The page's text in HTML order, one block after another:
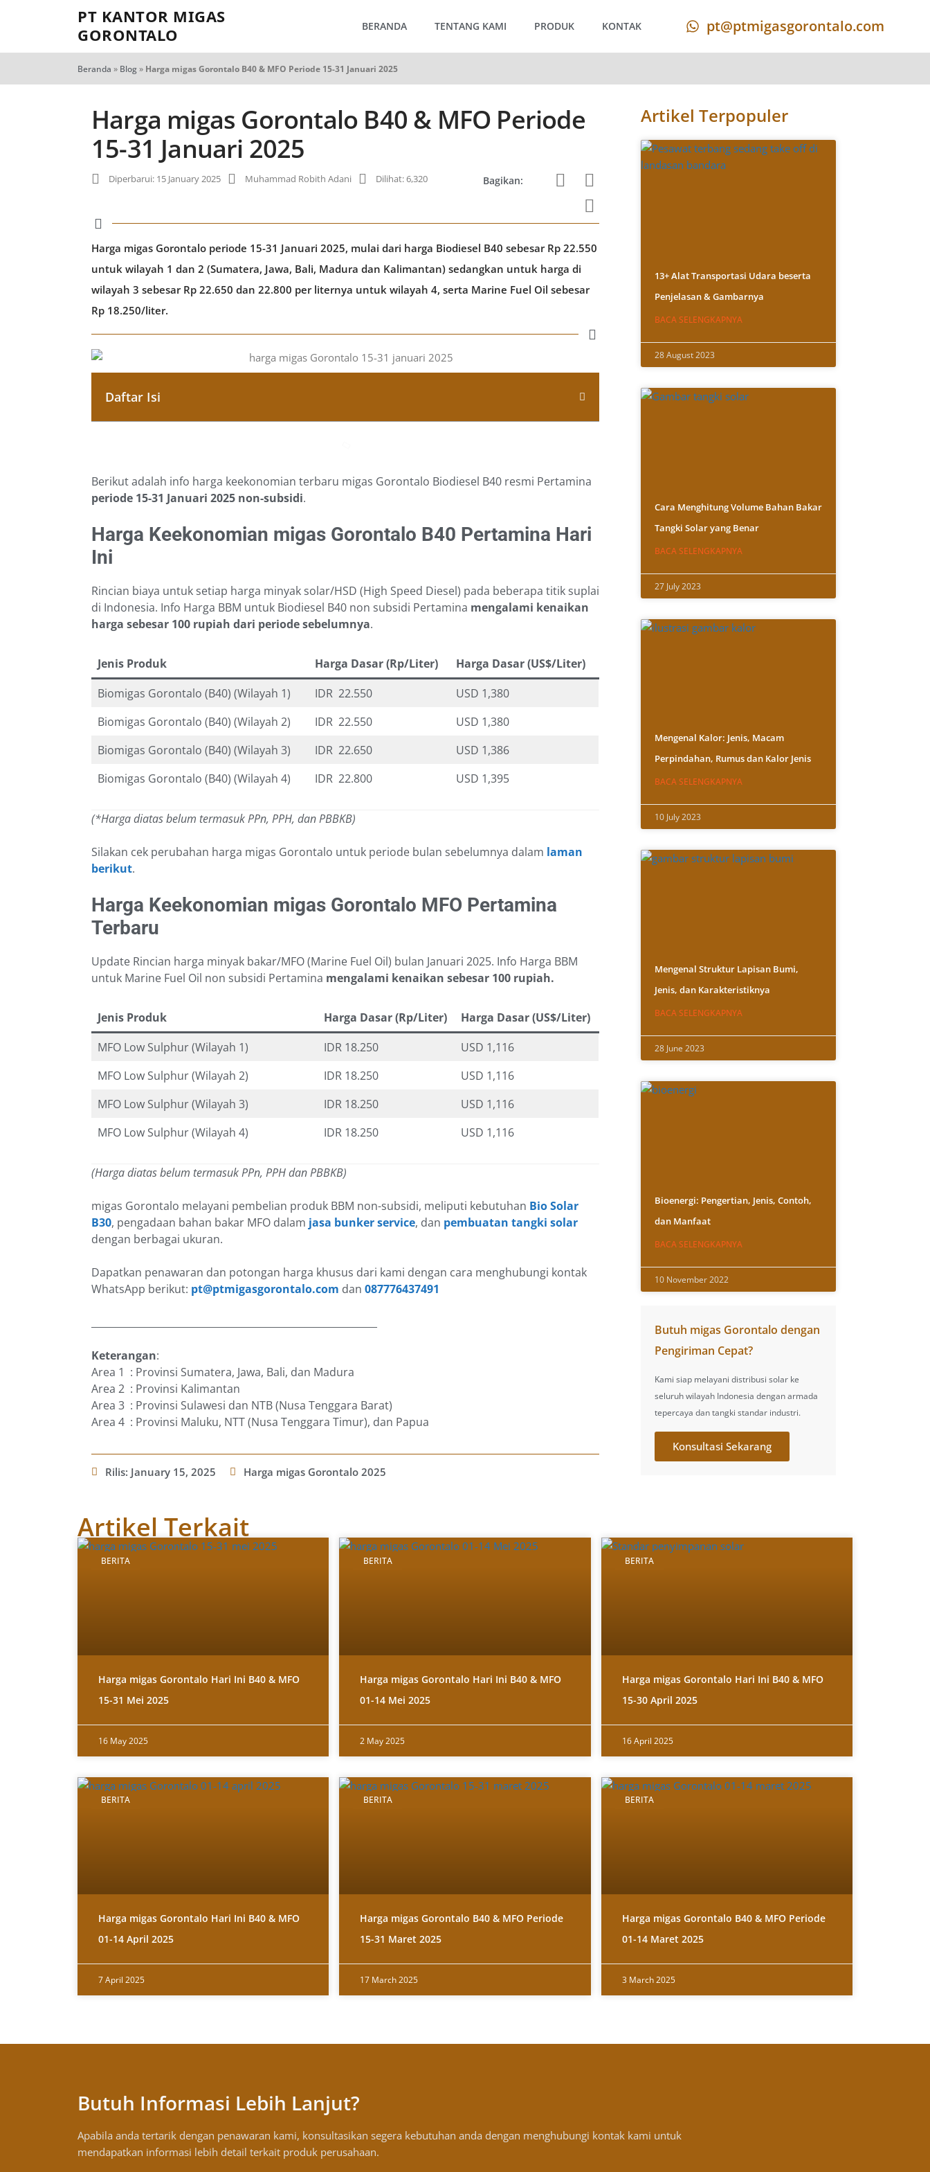
PT KANTOR MIGAS
GORONTALO
BERANDA TENTANG KAMI PRODUK KONTAK pt@ptmigasgorontalo.com
Beranda » Blog» Harga migas Gorontalo B40 & MFO Periode 15-31 Januari 2025
Harga migas Gorontalo B40 & MFO Periode
15-31 Januari 2025
Diperbarui: 15 January 2025 Muhammad Robith Adani Dilihat: 6,320 Bagikan:
Harga migas Gorontalo periode 15-31 Januari 2025, mulai dari harga Biodiesel B40 sebesar Rp 22.550
untuk wilayah 1 dan 2 (Sumatera, Jawa, Bali, Madura dan Kalimantan) sedangkan untuk harga di
wilayah 3 sebesar Rp 22.650 dan 22.800 per liternya untuk wilayah 4, serta Marine Fuel Oil sebesar
Rp 18.250/liter.
Daftar Isi
Berikut adalah info harga keekonomian terbaru migas Gorontalo Biodiesel B40 resmi Pertamina
periode 15-31 Januari 2025 non-subsidi.
Harga Keekonomian migas Gorontalo B40 Pertamina Hari
Ini
Rincian biaya untuk setiap harga minyak solar/HSD (High Speed Diesel) pada beberapa titik suplai
di Indonesia. Info Harga BBM untuk Biodiesel B40 non subsidi Pertamina mengalami kenaikan
harga sebesar 100 rupiah dari periode sebelumnya.
Jenis Produk Harga Dasar (Rp/Liter)
Harga Dasar (US$/Liter)
Biomigas Gorontalo (B40) (Wilayah 1)
IDR 22.550
USD 1,380
Biomigas Gorontalo (B40) (Wilayah 2)
IDR 22.550
USD 1,380
Biomigas Gorontalo (B40) (Wilayah 3)
IDR 22.650
USD 1,386
Biomigas Gorontalo (B40) (Wilayah 4)
IDR 22.800 USD 1,395
(*Harga diatas belum termasuk PPn, PPH, dan PBBKB)
Silakan cek perubahan harga migas Gorontalo untuk periode bulan sebelumnya dalam laman
berikut.
Harga Keekonomian migas Gorontalo MFO Pertamina
Terbaru
Update Rincian harga minyak bakar/MFO (Marine Fuel Oil) bulan Januari 2025. Info Harga BBM
untuk Marine Fuel Oil non subsidi Pertamina mengalami kenaikan sebesar 100 rupiah.
Jenis Produk Harga Dasar (Rp/Liter)
Harga Dasar (US$/Liter)
MFO Low Sulphur (Wilayah 1)
IDR 18.250
USD 1,116
MFO Low Sulphur (Wilayah 2)
IDR 18.250
USD 1,116
MFO Low Sulphur (Wilayah 3)
IDR 18.250
USD 1,116
MFO Low Sulphur (Wilayah 4)
IDR 18.250 USD 1,116
(Harga diatas belum termasuk PPn, PPH dan PBBKB)
migas Gorontalo melayani pembelian produk BBM non-subsidi, meliputi kebutuhan Bio Solar
B30, pengadaan bahan bakar MFO dalam jasa bunker service, dan pembuatan tangki solar
dengan berbagai ukuran.
Dapatkan penawaran dan potongan harga khusus dari kami dengan cara menghubungi kontak
WhatsApp berikut: pt@ptmigasgorontalo.com dan 087776437491
Keterangan:
Area 1 : Provinsi Sumatera, Jawa, Bali, dan Madura
Area 2 : Provinsi Kalimantan
Area 3 : Provinsi Sulawesi dan NTB (Nusa Tenggara Barat)
Area 4 : Provinsi Maluku, NTT (Nusa Tenggara Timur), dan Papua
Rilis: January 15, 2025 Harga migas Gorontalo 2025
Artikel Terpopuler
13+ Alat Transportasi Udara beserta
Penjelasan & Gambarnya
BACA SELENGKAPNYA
28 August 2023
Cara Menghitung Volume Bahan Bakar
Tangki Solar yang Benar
BACA SELENGKAPNYA
27 July 2023
Mengenal Kalor: Jenis, Macam
Perpindahan, Rumus dan Kalor Jenis
BACA SELENGKAPNYA
10 July 2023
Mengenal Struktur Lapisan Bumi,
Jenis, dan Karakteristiknya
BACA SELENGKAPNYA
28 June 2023
Bioenergi: Pengertian, Jenis, Contoh,
dan Manfaat
BACA SELENGKAPNYA
10 November 2022
Butuh migas Gorontalo dengan
Pengiriman Cepat?
Kami siap melayani distribusi solar ke
seluruh wilayah Indonesia dengan armada
tepercaya dan tangki standar industri.
Konsultasi Sekarang
Artikel Terkait
BERITA
Harga migas Gorontalo Hari Ini B40 & MFO
15-31 Mei 2025
16 May 2025
BERITA
Harga migas Gorontalo Hari Ini B40 & MFO
01-14 Mei 2025
2 May 2025
BERITA
Harga migas Gorontalo Hari Ini B40 & MFO
15-30 April 2025
16 April 2025
BERITA
Harga migas Gorontalo Hari Ini B40 & MFO
01-14 April 2025
7 April 2025
BERITA
Harga migas Gorontalo B40 & MFO Periode
15-31 Maret 2025
17 March 2025
BERITA
Harga migas Gorontalo B40 & MFO Periode
01-14 Maret 2025
3 March 2025
Butuh Informasi Lebih Lanjut?
Apabila anda tertarik dengan penawaran kami, konsultasikan segera kebutuhan anda dengan menghubungi kontak kami untuk
mendapatkan informasi lebih detail terkait produk perusahaan.